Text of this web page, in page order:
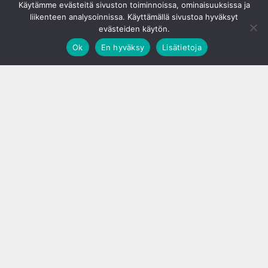
Käytämme evästeitä sivuston toiminnoissa, ominaisuuksissa ja
liikenteen analysoinnissa. Käyttämällä sivustoa hyväksyt
evästeiden käytön.
Ok
En hyväksy Lisätietoja